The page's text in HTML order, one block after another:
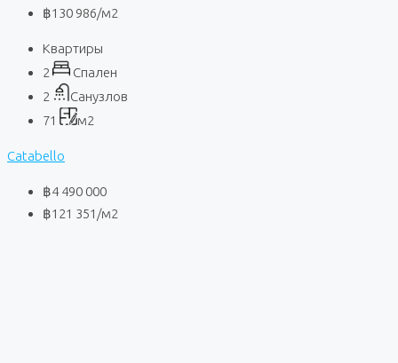
฿130 986/м2
Квартиры
2
Спален
2
Санузлов
71
м2
Catabello
฿4 490 000
฿121 351 /м2